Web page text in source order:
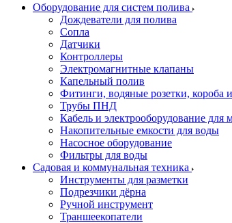
Оборудование для систем полива
Дождеватели для полива
Сопла
Датчики
Контроллеры
Электромагнитные клапаны
Капельный полив
Фитинги, водяные розетки, короба
Трубы ПНД
Кабель и электрооборудование для
Накопительные емкости для воды
Насосное оборудование
Фильтры для воды
Садовая и коммунальная техника
Инструменты для разметки
Подрезчики дёрна
Ручной инструмент
Траншеекопатели